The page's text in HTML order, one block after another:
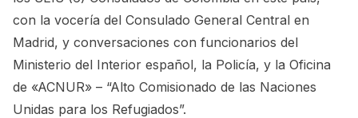
con la vocería del Consulado General Central en
Madrid, y conversaciones con funcionarios del
Ministerio del Interior español, la Policía, y la Oficina
de «ACNUR» – “Alto Comisionado de las Naciones
Unidas para los Refugiados”.